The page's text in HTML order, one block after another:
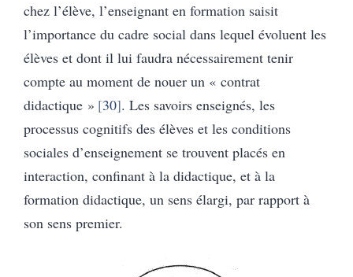
chez l’élève, l’enseignant en formation saisit
l’importance du cadre social dans lequel évoluent les
élèves et dont il lui faudra nécessairement tenir
compte au moment de nouer un « contrat
didactique » 30 . Les savoirs enseignés, les
processus cognitifs des élèves et les conditions
sociales d’enseignement se trouvent placés en
interaction, confinant à la didactique, et à la
formation didactique, un sens élargi, par rapport à
son sens premier.